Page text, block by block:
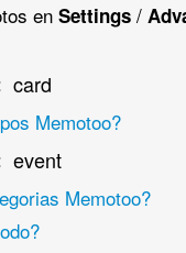
enSettings /
card
Memotoo?
event
Memotoo?